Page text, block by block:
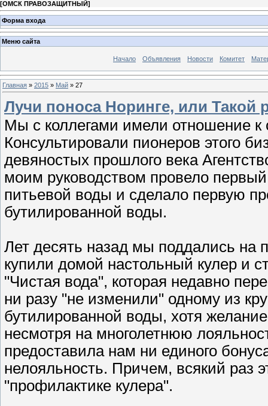
[ОМСК ПРАВОЗАЩИТНЫЙ]
Форма входа
Меню сайта
Начало Объявления Новости Комитет
Главная » 2015 » Май » 27
Лучи поноса Норинге, или Такой
Мы с коллегами имели отношение
Консультировали пионеров этого
девяностых прошлого века
моим руководством провело
питьевой воды и сделало первую
бутилированной воды.
Лет десять назад мы поддались на
купили домой настольный кулер и
"Чистая вода", которая недавно
ни разу "не изменили" одному из
бутилированной воды, хотя
несмотря на многолетнюю
предоставила нам ни единого
нелояльность. Причем, всякий раз
"профилактике кулера".